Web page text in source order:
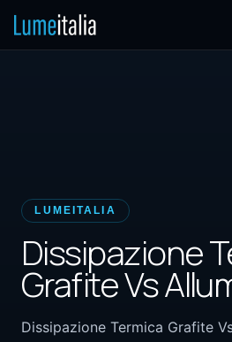
LUMEITALIA
Dissipazione
Grafite Vs
Dissipazione Termica Grafite